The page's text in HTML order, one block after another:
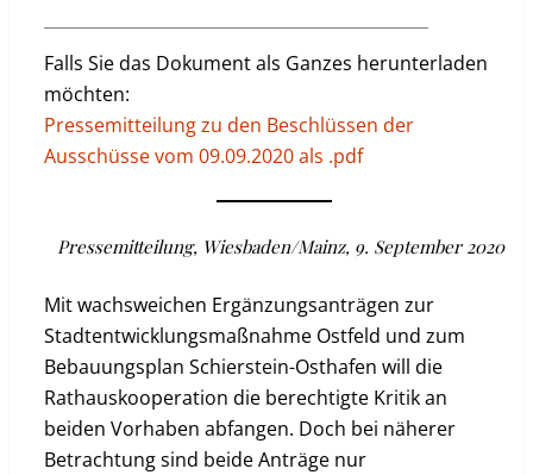
Falls Sie das Dokument als Ganzes herunterladen
möchten:
Pressemitteilung zu den Beschlüssen der
Ausschüsse vom 09.09.2020 als .pdf
Pressemitteilung, Wiesbaden/Mainz, 9. September 2020
Mit wachsweichen Ergänzungsanträgen zur
Stadtentwicklungsmaßnahme Ostfeld und zum
Bebauungsplan Schierstein-Osthafen will die
Rathauskooperation die berechtigte Kritik an
beiden Vorhaben abfangen. Doch bei näherer
Betrachtung sind beide Anträge nur